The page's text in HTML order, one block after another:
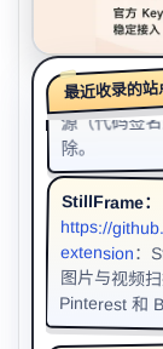
neon lights
7 The Blame
8 SWEET
9 Cheekbones
10 Ordinary
12 消失风雪
13 UNDER
14 九厘米的
优惠的国内直
最近收录的站
Birth：
免费开源的
中显示所有
源（代码签
除。
StillFrame：
https://
extension：
Pinterest 和